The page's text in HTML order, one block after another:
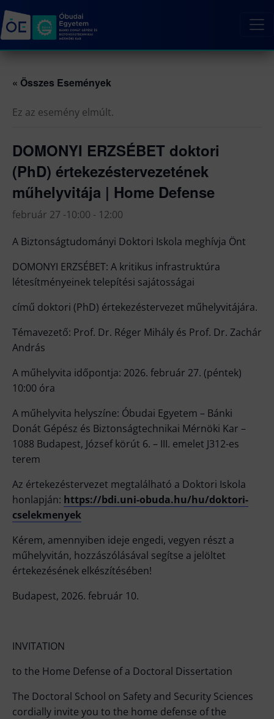
« Összes Események
Ez az esemény elmúlt.
DOMONYI ERZSÉBET doktori
(PhD) értekezéstervezetének
műhelyvitája | Home Defense
február 27 -10:00 - 12:00
A Biztonságtudományi Doktori Iskola meghívja Önt
DOMONYI ERZSÉBET: A kritikus infrastruktúra
létesítményeinek telepítési sajátosságai
című doktori (PhD) értekezéstervezet műhelyvitájára.
Témavezető: Prof. Dr. Réger Mihály és Prof. Dr. Zachár
András
A műhelyvita időpontja: 2026. február 27. (péntek)
10:00 óra
A műhelyvita helyszíne: Óbudai Egyetem – Bánki
Donát Gépész és Biztonságtechnikai Mérnöki Kar –
1088 Budapest, József körút 6. – III. emelet J312-es
terem
Az értekezéstervezet megtalálható a Doktori Iskola
honlapján: https://bdi.uni-obuda.hu/hu/doktori-
cselekmenyek
Kérem, amennyiben ideje engedi, vegyen részt a
műhelyvitán, hozzászólásával segítse a jelöltet
értekezésének elkészítésében!
Budapest, 2026. február 10.
INVITATION
to the Home Defense of a Doctoral Dissertation
The Doctoral School on Safety and Security Sciences
cordially invite you to the home defense of the